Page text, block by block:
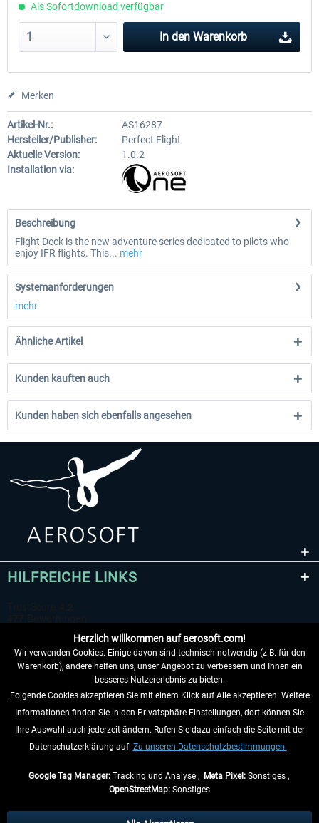
Als Sofortdownload verfügbar
In den Warenkorb
Merken
Artikel-Nr.:
AS16287
Hersteller/Publisher:
Perfect Flight
Aktuelle Version:
1.0.2
Installation via:
Beschreibung
Flight Deck is the new adventure series dedicated to pilots who
enjoy IFR flights. This... mehr
Systemanforderungen
mehr
Ähnliche Artikel
Kunden kauften auch
Kunden haben sich ebenfalls angesehen
HILFREICHE LINKS
VERTRAG WIDERRUFEN
INFORMATIONEN
Herzlich willkommen auf aerosoft.com!
Wir verwenden Cookies. Einige davon sind technisch notwendig (z.B. für den
Warenkorb), andere helfen uns, unser Angebot zu verbessern und Ihnen ein
besseres Nutzererlebnis zu bieten.
Folgende Cookies akzeptieren Sie mit einem Klick auf Alle akzeptieren. Weitere
Informationen finden Sie in den Privatsphäre-Einstellungen, dort können Sie
Ihre Auswahl auch jederzeit ändern. Rufen Sie dazu einfach die Seite mit der
Datenschutzerklärung auf. Zu unseren Datenschutzbestimmungen.
Google Tag Manager:Tracking und Analyse , Meta Pixel:Sonstiges ,
OpenStreetMap: Sonstiges